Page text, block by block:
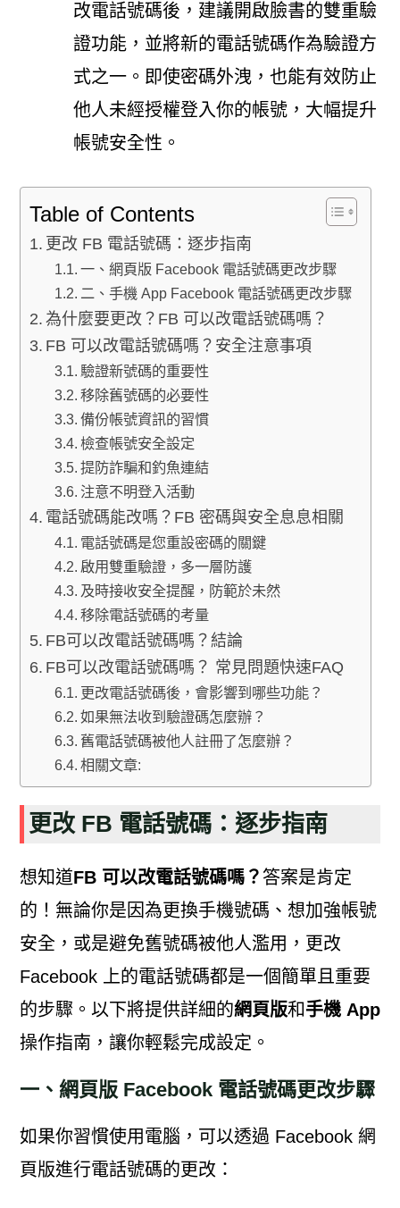
改電話號碼後，建議開啟臉書的雙重驗
證功能，並將新的電話號碼作為驗證方
式之一。即使密碼外洩，也能有效防止
他人未經授權登入你的帳號，大幅提升
帳號安全性。
Table of Contents
更改 FB 電話號碼：逐步指南
一、網頁版 Facebook 電話號碼更改步驟
二、手機 App Facebook 電話號碼更改步驟
為什麼要更改？FB 可以改電話號碼嗎？
FB 可以改電話號碼嗎？安全注意事項
驗證新號碼的重要性
移除舊號碼的必要性
備份帳號資訊的習慣
檢查帳號安全設定
提防詐騙和釣魚連結
注意不明登入活動
電話號碼能改嗎？FB 密碼與安全息息相關
電話號碼是您重設密碼的關鍵
啟用雙重驗證，多一層防護
及時接收安全提醒，防範於未然
移除電話號碼的考量
FB可以改電話號碼嗎？結論
FB可以改電話號碼嗎？ 常見問題快速FAQ
更改電話號碼後，會影響到哪些功能？
如果無法收到驗證碼怎麼辦？
舊電話號碼被他人註冊了怎麼辦？
相關文章:
更改 FB 電話號碼：逐步指南
想知道FB 可以改電話號碼嗎？ 答案是肯定
的！無論你是因為更換手機號碼、想加強帳號
安全，或是避免舊號碼被他人濫用，更改
Facebook 上的電話號碼都是一個簡單且重要
的步驟。以下將提供詳細的網頁版和手機 App
操作指南，讓你輕鬆完成設定。
一、網頁版 Facebook 電話號碼更改步驟
如果你習慣使用電腦，可以透過 Facebook 網
頁版進行電話號碼的更改：